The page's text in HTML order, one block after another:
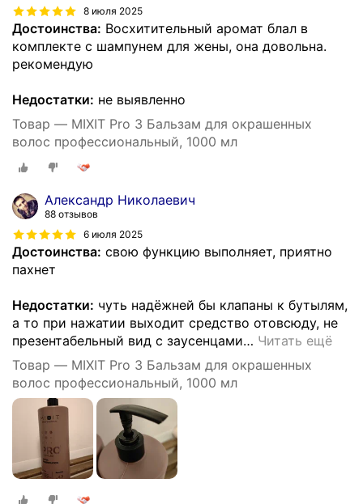
8 июля 2025
Достоинства: Восхитительный аромат блал в
комплекте с шампунем для жены, она довольна.
рекомендую
Недостатки: не выявленно
Товар — MIXIT Pro 3 Бальзам для окрашенных
волос профессиональный, 1000 мл
Александр Николаевич
88 отзывов
6 июля 2025
Достоинства: свою функцию выполняет, приятно
пахнет
Недостатки: чуть надёжней бы клапаны к бутылям,
а то при нажатии выходит средство отовсюду, не
презентабельный вид с заусенцами… Читать ещё
Товар — MIXIT Pro 3 Бальзам для окрашенных
волос профессиональный, 1000 мл